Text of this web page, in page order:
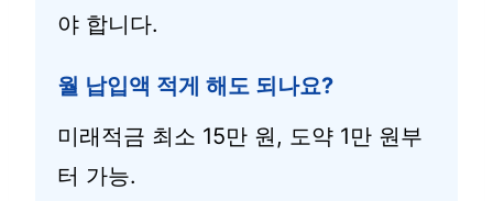
야 합니다.
월 납입액 적게 해도 되나요?
미래적금 최소 15만 원, 도약 1만 원부
터 가능.